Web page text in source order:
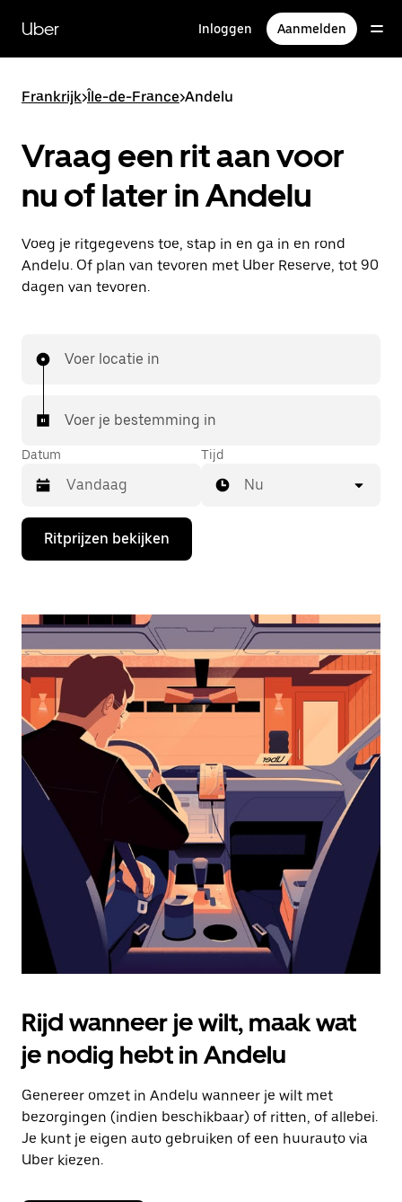
naar
hoofdinhoud
Uber Inloggen Aanmelden
Frankrijk>Île-de-France>Andelu
Vraag een rit aan voor
nu of later in Andelu
Voeg je ritgegevens toe, stap in en ga in en rond
Andelu. Of plan van tevoren met Uber Reserve, tot 90
dagen van tevoren.
Voer locatie in
Voer je bestemming in
Datum
Druk
de
de
te
openen
een
datum
te
selecteren.
Druk
Escape
agenda
te
sluiten.
Tijd
Nu
Ritprijzen bekijken
Rijd wanneer je wilt, maak wat
je nodig hebt in Andelu
Genereer omzet in Andelu wanneer je wilt met
bezorgingen (indien beschikbaar) of ritten, of allebei.
Je kunt je eigen auto gebruiken of een huurauto via
Uber kiezen.